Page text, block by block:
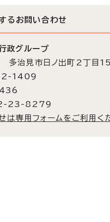
る お問い合わせ
政グループ
治見市日ノ出町2丁目
1409
23-8279
は専用フォームをご利用く